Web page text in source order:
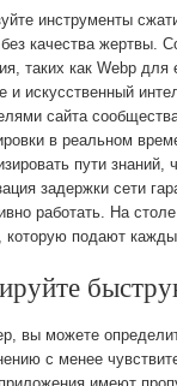
инструменты
качества жертвы.
таких как Webp
и искусственный
сайта
в реальном
пути знаний,
задержки сети
работать. На
которую подают
вы можете
с менее